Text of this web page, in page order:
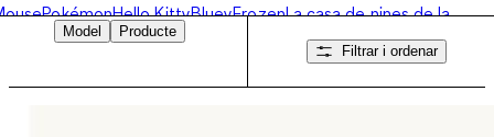
PokémonHello KittyBlueyFrozenLa casa de nines de la
GamingMés personatges
Model
Producte
Filtrar i ordenar